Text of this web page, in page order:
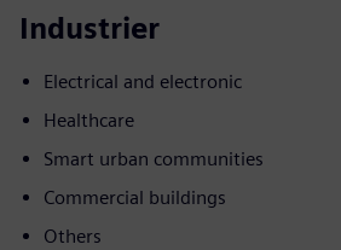
Industrier
Electrical and electronic
Healthcare
Smart urban communities
Commercial buildings
Others